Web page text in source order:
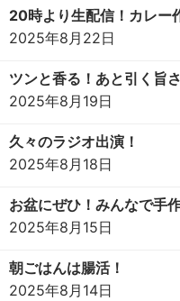
20時より生配信！カレー
2025年8月22日
ツンと香る！あと引く旨
2025年8月19日
久々のラジオ出演！
2025年8月18日
お盆にぜひ！みんなで手
2025年8月15日
朝ごはんは腸活！
2025年8月14日